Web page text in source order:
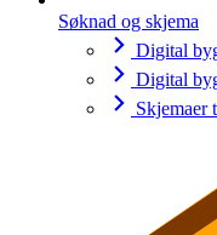
Søknad og skjema
Digital
Digital
Skjemaer